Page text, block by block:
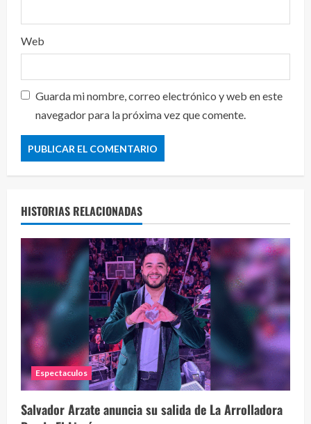
Web
Guarda mi nombre, correo electrónico y web en este
navegador para la próxima vez que comente.
HISTORIAS RELACIONADAS
Espectaculos
Salvador Arzate anuncia su salida de La Arrolladora